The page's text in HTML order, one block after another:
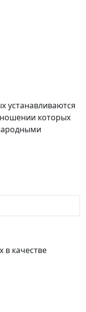
устанавливаются
которых
качестве